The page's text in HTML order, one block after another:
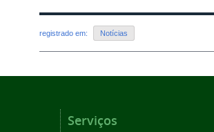
registrado em: Notícias
Serviços